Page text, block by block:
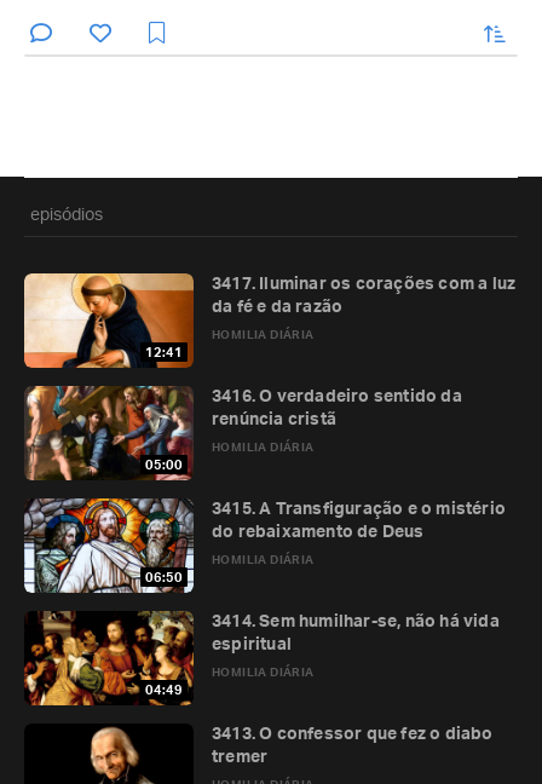
enviar
episódios
12:41
HOMILIA DIÁRIA
3417. Iluminar os corações com a luz
da fé e da razão
05:00
HOMILIA DIÁRIA
3416. O verdadeiro sentido da
renúncia cristã
06:50
HOMILIA DIÁRIA
3415. A Transfiguração e o mistério
do rebaixamento de Deus
04:49
HOMILIA DIÁRIA
3414. Sem humilhar-se, não há vida
espiritual
3413. O confessor que fez o diabo
tremer